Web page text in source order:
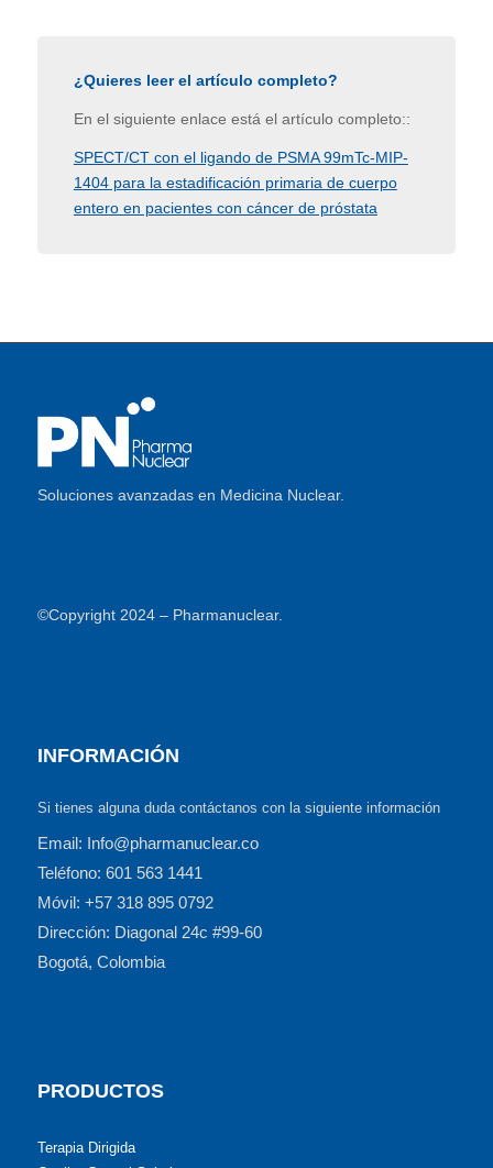
¿Quieres leer el artículo completo?
En el siguiente enlace está el artículo completo::
SPECT/CT con el ligando de PSMA 99mTc-MIP-
1404 para la estadificación primaria de cuerpo
entero en pacientes con cáncer de próstata
Soluciones avanzadas en Medicina Nuclear.
©Copyright 2024 – Pharmanuclear.
INFORMACIÓN
Si tienes alguna duda contáctanos con la siguiente información
Email: Info@pharmanuclear.co
Teléfono: 601 563 1441
Móvil: +57 318 895 0792
Dirección: Diagonal 24c #99-60
Bogotá, Colombia
PRODUCTOS
Terapia Dirigida